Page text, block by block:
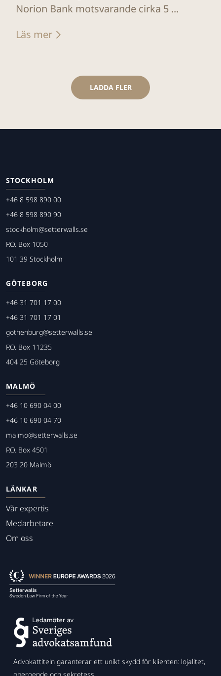
Norion Bank motsvarande cirka 5 ...
Läs mer
LADDA FLER
STOCKHOLM
+46 8 598 890 00
+46 8 598 890 90
stockholm@setterwalls.se
P.O. Box 1050
101 39 Stockholm
GÖTEBORG
+46 31 701 17 00
+46 31 701 17 01
gothenburg@setterwalls.se
P.O. Box 11235
404 25 Göteborg
MALMÖ
+46 10 690 04 00
+46 10 690 04 70
malmo@setterwalls.se
P.O. Box 4501
203 20 Malmö
LÄNKAR
Vår expertis
Medarbetare
Om oss
Advokattiteln garanterar ett unikt skydd för klienten: lojalitet,